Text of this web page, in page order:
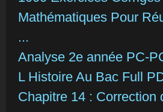
Mathématiques Pour
...
Analyse 2e année PC-
L Histoire Au Bac Full
Chapitre 14 : Correction